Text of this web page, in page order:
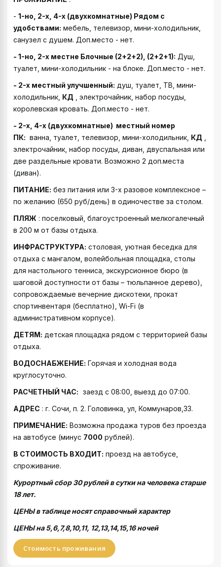
- 1-но, 2-х, 4-х (двухкомнатные) Рядом с
удобствами: мебель, телевизор, мини-холодильник,
санузел с душем. Доп.место - нет.
- 1-но, 2-х местне Блочные (2+2+2), (2+2+1): Душ,
туалет, мини-холодильник - на блоке. Доп.место - нет.
- 2-х местный улучшенный: душ, туалет, ТВ, мини-
холодильник, КД , электрочайник, набор посуды,
королевская кровать. Доп.место - нет.
- 2-х, 4-х (двухкомнатные) местный номер
ПК: ванна, туалет, телевизор, мини-холодильник, КД
электрочайник, набор посуды, диван, двуспальная или
две раздельные кровати. Возможно 2 доп.места
(диван).
ПИТАНИЕ: без питания или 3-х разовое комплексное –
по желанию (650 руб/день) в одиночестве за столом.
ПЛЯЖ : поселковый, благоустроенный мелкогалечный
в 200 м от базы отдыха.
ИНФРАСТРУКТУРА: столовая, уютная беседка для
отдыха с мангалом, волейбольная площадка, столы
для настольного тенниса, экскурсионное бюро (в
шаговой доступности от базы – тюльпанное дерево),
сопровождаемые вечерние дискотеки, прокат
спортинвентаря (бесплатно), Wi-Fi (в
административном корпусе).
ДЕТЯМ: детская площадка рядом с территорией базы
отдыха.
ВОДОСНАБЖЕНИЕ: Горячая и холодная вода
круглосуточно.
РАСЧЕТНЫЙ ЧАС: заезд с 08:00, выезд до 07:00.
АДРЕС : г. Сочи, п. 2. Головинка, ул, Коммунаров,33.
ПРИМЕЧАНИЕ: Возможна продажа туров без проезда
на автобусе (минус 7000 рублей).
В СТОИМОСТЬ ВХОДИТ: проезд на автобусе,
спроживание.
Курортный сбор 30 рублей в сутки на человека старше
18 лет.
ЦЕНЫ в таблице носят справочный характер
ЦЕНЫ на 5,6,7,8,10,11, 12,13,14,15,16 ночей
Стоимость проживания